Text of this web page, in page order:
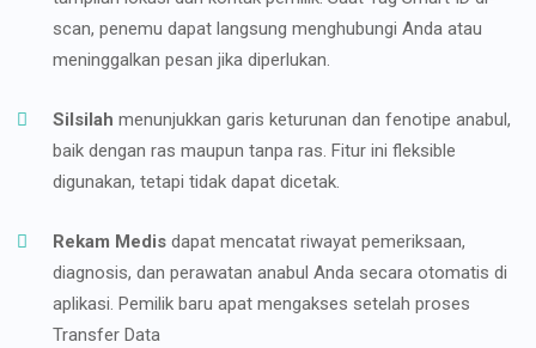
scan, penemu dapat langsung menghubungi Anda atau
meninggalkan pesan jika diperlukan.
Silsilah menunjukkan garis keturunan dan fenotipe anabul,
baik dengan ras maupun tanpa ras. Fitur ini fleksible
digunakan, tetapi tidak dapat dicetak.
Rekam Medis dapat mencatat riwayat pemeriksaan,
diagnosis, dan perawatan anabul Anda secara otomatis di
aplikasi. Pemilik baru apat mengakses setelah proses
Transfer Data